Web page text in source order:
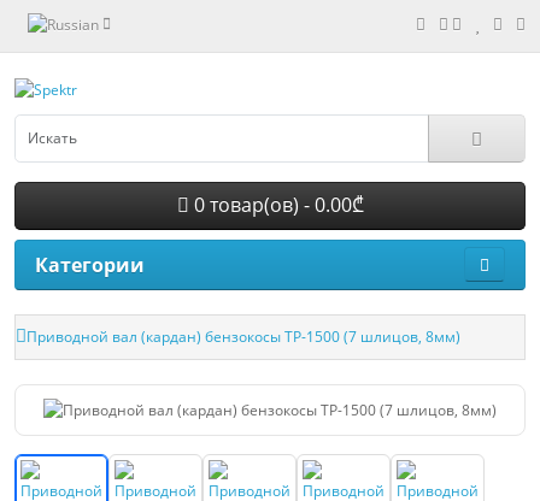
0 товар(ов) - 0.00₾
Категории
Приводной вал (кардан) бензокосы TP-1500 (7 шлицов, 8мм)